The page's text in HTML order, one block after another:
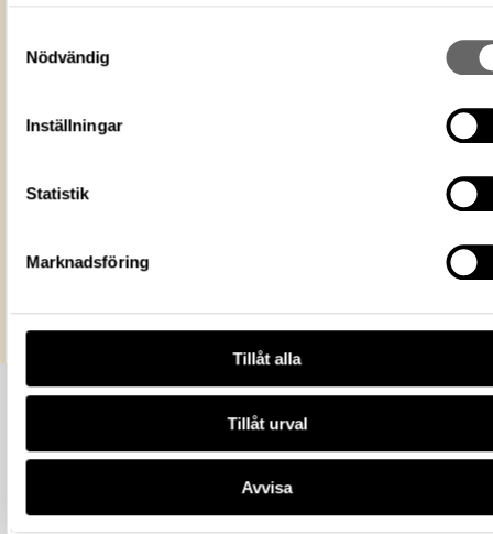
Nödvändig
Inställningar
Statistik
Marknadsföring
Tillåt alla
Tillåt urval
Avvisa
https://samlingar.shm.se/media/
licensen CC0.
Mer information om licenser hos Statens historiska museer.